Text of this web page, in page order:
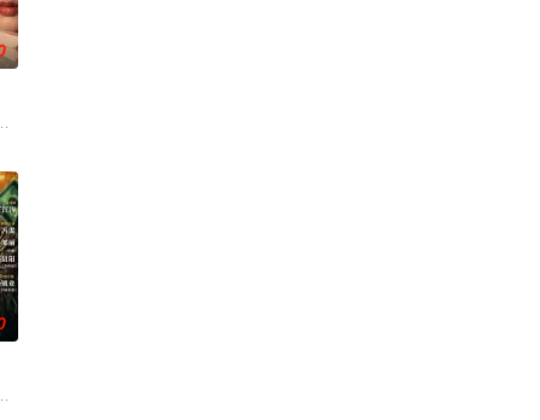
行
步步破局，与“醋精”少爷凌慎行从生死
莽，却心怀壮志，他结识了遭人诬陷私通的世家名媛小姐傅庭芸，被迫一起
对立绝境。而他们不知，对方正是自己苦
元及第入翰林院的奇女子。十年前的她被他从死人堆里救出来，蓬头垢面
炎女儿奴的属性，请求老炮儿顾炎带自己用程序员身份卧底电诈集团以求查